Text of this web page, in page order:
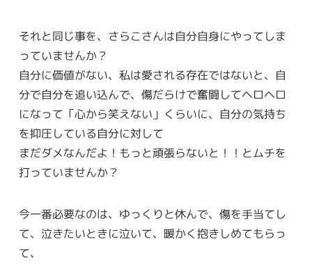
それと同じ事を、さらこさんは自分自身にやってしま
っていませんか？
自分に価値がない、私は愛される存在ではないと、自
分で自分を追い込んで、傷だらけで奮闘してヘロヘロ
になって「心から笑えない」くらいに、自分の気持ち
を抑圧している自分に対して
まだダメなんだよ！もっと頑張らないと！！とムチを
打っていませんか？
今一番必要なのは、ゆっくりと休んで、傷を手当てし
て、泣きたいときに泣いて、暖かく抱きしめてもらっ
て、